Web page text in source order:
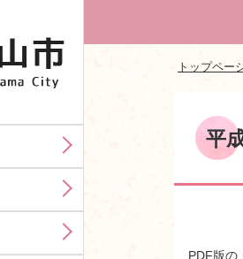
トップペー
平
PDF版の